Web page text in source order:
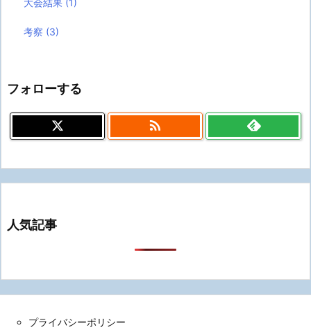
大会結果 (1)
考察 (3)
フォローする

人気記事
プライバシーポリシー